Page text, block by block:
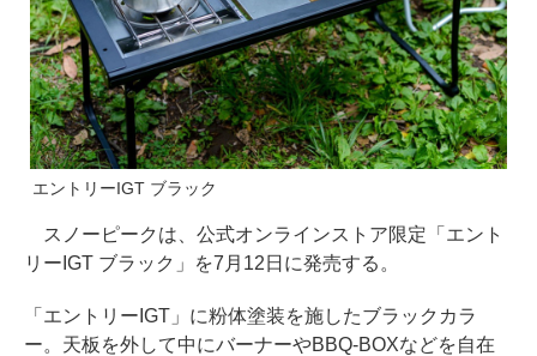
エントリーIGT ブラック
スノーピークは、公式オンラインストア限定「エント
リーIGT ブラック」を7月12日に発売する。
「エントリーIGT」に粉体塗装を施したブラックカラ
ー。天板を外して中にバーナーやBBQ-BOXなどを自在